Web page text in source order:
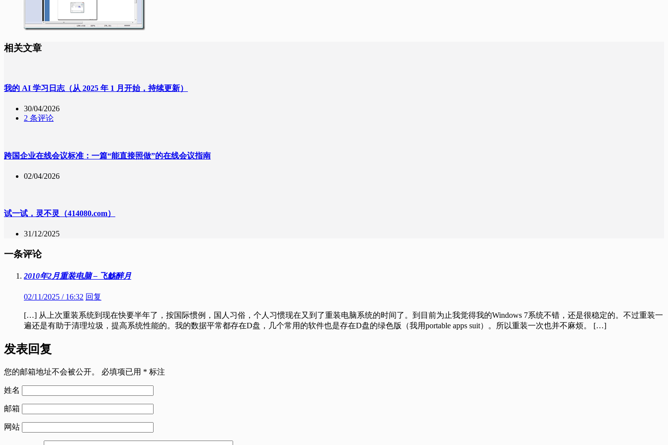
相关文章
我的 AI 学习日志（从 2025 年 1 月开始，持续更新）
30/04/2026
2 条评论
跨国企业在线会议标准：一篇“能直接照做”的在线会议指南
02/04/2026
试一试，灵不灵（414080.com）
31/12/2025
一条评论
2010年2月重装电脑 – 飞觞醉月
02/11/2025 / 16:32 回复
[…] 从上次重装系统到现在快要半年了，按国际惯例，国人习俗，个人习惯现在又到了重装电脑系统的时间了。到目前为止我觉得我的Windows 7系统不错，还是很稳定的。不过重装一
遍还是有助于清理垃圾，提高系统性能的。我的数据平常都存在D盘，几个常用的软件也是存在D盘的绿色版（我用portable apps suit）。所以重装一次也并不麻烦。 […]
发表回复
您的邮箱地址不会被公开。 必填项已用 * 标注
姓名
邮箱
网站